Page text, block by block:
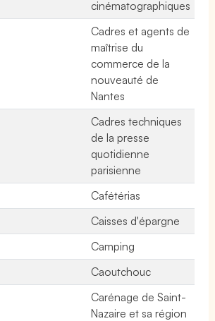
cinématographiques
Cadres et agents de
maîtrise du
commerce de la
nouveauté de
Nantes
Cadres techniques
de la presse
quotidienne
parisienne
Cafétérias
Caisses d'épargne
Camping
Caoutchouc
Carénage de Saint-
Nazaire et sa région